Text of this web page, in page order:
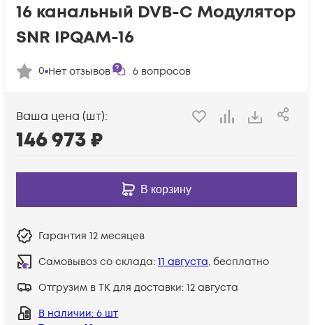
16 канальный DVB-C Модулятор
SNR IPQAM-16
0 Нет отзывов 6 вопросов
Ваша цена (шт):
146 973₽
В корзину
Гарантия 12 месяцев
Самовывоз со склада: 11 августа, бесплатно
Отгрузим в ТК для доставки: 12 августа
В наличии: 6 шт